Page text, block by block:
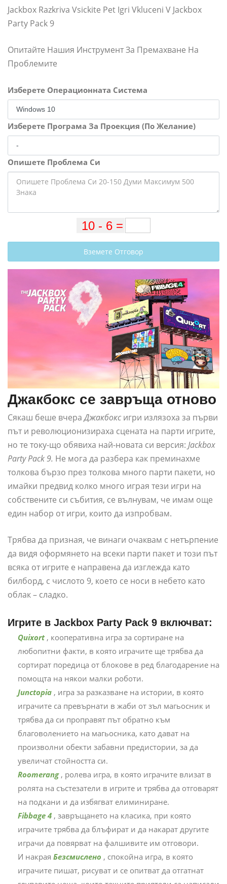
Jackbox Razkriva Vsickite Pet Igri Vkluceni V Jackbox
Party Pack 9
Опитайте Нашия Инструмент За Премахване На
Проблемите
Изберете Операционната Система
Изберете Програма За Проекция (По Желание)
Опишете Проблема Си
Вземете Отговор
Джакбокс се завръща отново
Сякаш беше вчераДжакбокс игри излязоха за първи
път и революционизираха сцената на парти игрите,
но те току-що обявиха най-новата си версия: Jackbox
Party Pack 9. Не мога да разбера как преминахме
толкова бързо през толкова много парти пакети, но
имайки предвид колко много играя тези игри на
собствените си събития, се вълнувам, че имам още
един набор от игри, които да изпробвам.
Трябва да призная, че винаги очаквам с нетърпение
да видя оформянето на всеки парти пакет и този път
всяка от игрите е направена да изглежда като
билборд, с числото 9, което се носи в небето като
облак – сладко.
Игрите в Jackbox Party Pack 9 включват:
Quixort , кооперативна игра за сортиране на
любопитни факти, в която играчите ще трябва да
сортират поредица от блокове в ред благодарение на
помощта на някои малки роботи.
Junctopia , игра за разказване на истории, в която
играчите са превърнати в жаби от зъл магьосник и
трябва да си проправят път обратно към
благоволението на магьосника, като дават на
произволни обекти забавни предистории, за да
увеличат стойността си.
Roomerang , ролева игра, в която играчите влизат в
ролята на състезатели в игрите и трябва да отговарят
на подкани и да избягват елиминиране.
Fibbage 4 , завръщането на класика, при която
играчите трябва да блъфират и да накарат другите
играчи да повярват на фалшивите им отговори.
И накрая Безсмислено , спокойна игра, в която
играчите пишат, рисуват и се опитват да отгатнат